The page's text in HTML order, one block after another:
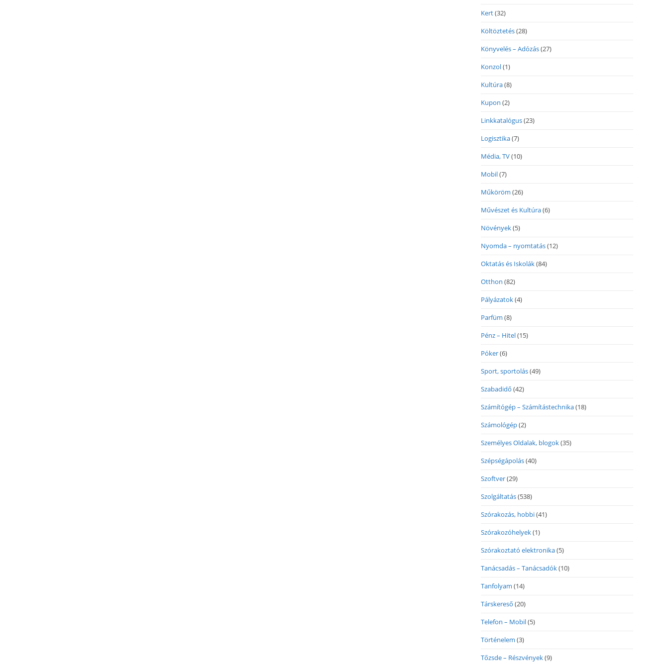
Kert(32)
Költöztetés(28)
Könyvelés – Adózás(27)
Konzol(1)
Kultúra(8)
Kupon (2)
Linkkatalógus(23)
Logisztika(7)
Média, TV(10)
Mobil(7)
Műköröm (26)
Művészet és Kultúra(6)
Növények(5)
Nyomda – nyomtatás(12)
Oktatás és Iskolák(84)
Otthon (82)
Pályázatok(4)
Parfüm (8)
Pénz – Hitel(15)
Póker(6)
Sport, sportolás(49)
Szabadidő (42)
Számítógép – Számítástechnika(18)
Számológép(2)
Személyes Oldalak, blogok(35)
Szépségápolás(40)
Szoftver(29)
Szolgáltatás(538)
Szórakozás, hobbi(41)
Szórakozóhelyek(1)
Szórakoztató elektronika(5)
Tanácsadás – Tanácsadók(10)
Tanfolyam (14)
Társkereső (20)
Telefon – Mobil(5)
Történelem (3)
Tőzsde – Részvények(9)